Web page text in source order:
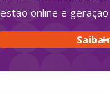
online e
Saiba